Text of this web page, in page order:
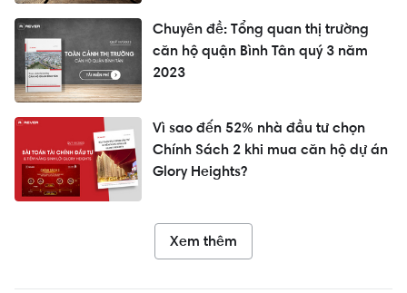
Chuyên đề: Tổng quan thị trường
căn hộ quận Bình Tân quý 3 năm
2023
Vì sao đến 52% nhà đầu tư chọn
Chính Sách 2 khi mua căn hộ dự án
Glory Heights?
Xem thêm